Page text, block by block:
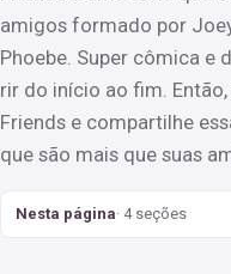
amigos formado por
Phoebe. Super cômica e
rir do início ao fim.
Friends e compartilhe
que são mais que suas
Nesta página· 4 seções